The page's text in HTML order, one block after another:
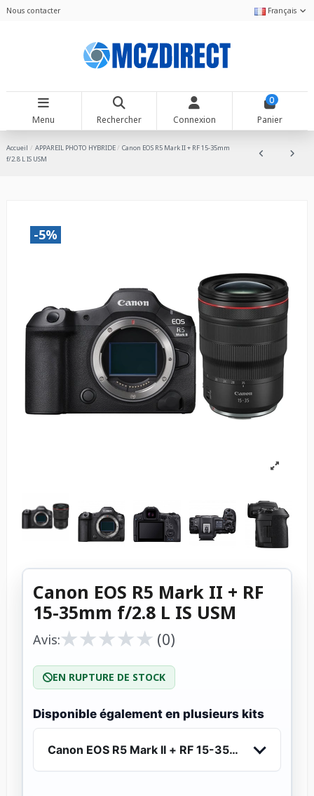
Nous contacter Français
Menu Rechercher Connexion
0
Panier
Accueil APPAREIL PHOTO HYBRIDE
Canon EOS R5 Mark II + RF 15-35mm
f/2.8 L IS USM
-5%
Canon EOS R5 Mark II + RF
15-35mm f/2.8 L IS USM
Avis:★
★★
★★
★★
★★
★ (0)
EN RUPTURE DE STOCK
Disponible également en plusieurs kits
Canon EOS R5 Mark II + RF 15-35mm f/2.8 L IS